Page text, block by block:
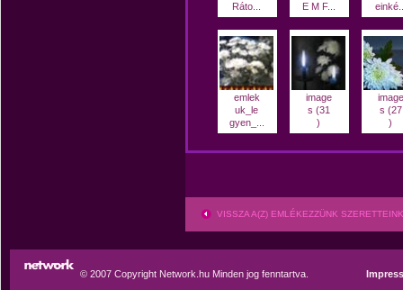
Ráto...
E M F...
emlek
uk_le
gyen_...
image
s (31
)
image
s (27
)
VISSZA A(Z) EMLÉKEZZÜNK
© 2007 Copyright Network.hu Minden jog fenntartva.